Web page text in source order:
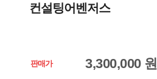
컨설팅어벤저스
판매가 3,300,000 원